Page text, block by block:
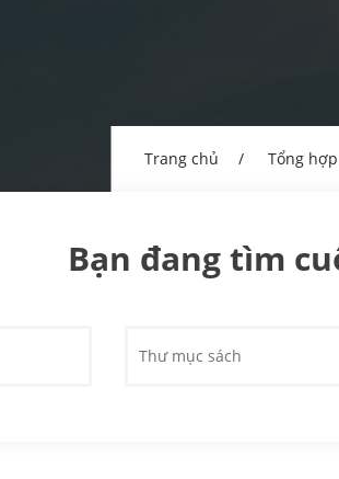
Trang chủ Tổng
Bạn đang tìm
Thư mục sách